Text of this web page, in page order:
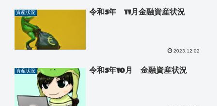
資産状況 令和5年 11月金融資産状況
2023.12.02
資産状況 令和5年10月 金融資産状況